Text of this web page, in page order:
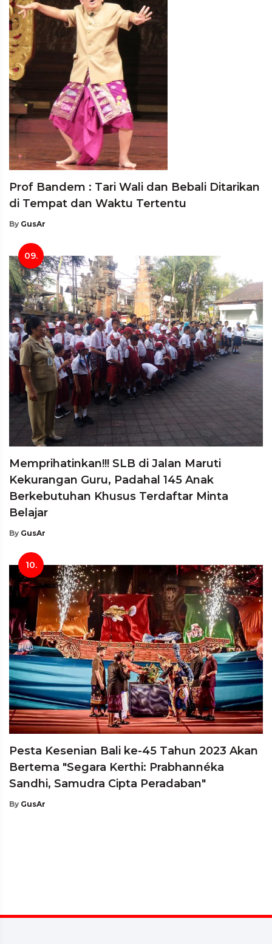
Prof Bandem : Tari Wali dan Bebali Ditarikan
di Tempat dan Waktu Tertentu
By GusAr
09.
Memprihatinkan!!! SLB di Jalan Maruti
Kekurangan Guru, Padahal 145 Anak
Berkebutuhan Khusus Terdaftar Minta
Belajar
By GusAr
10.
Pesta Kesenian Bali ke-45 Tahun 2023 Akan
Bertema "Segara Kerthi: Prabhannéka
Sandhi, Samudra Cipta Peradaban"
By GusAr